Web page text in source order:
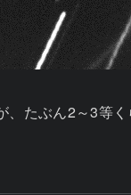
たぶん2～3等